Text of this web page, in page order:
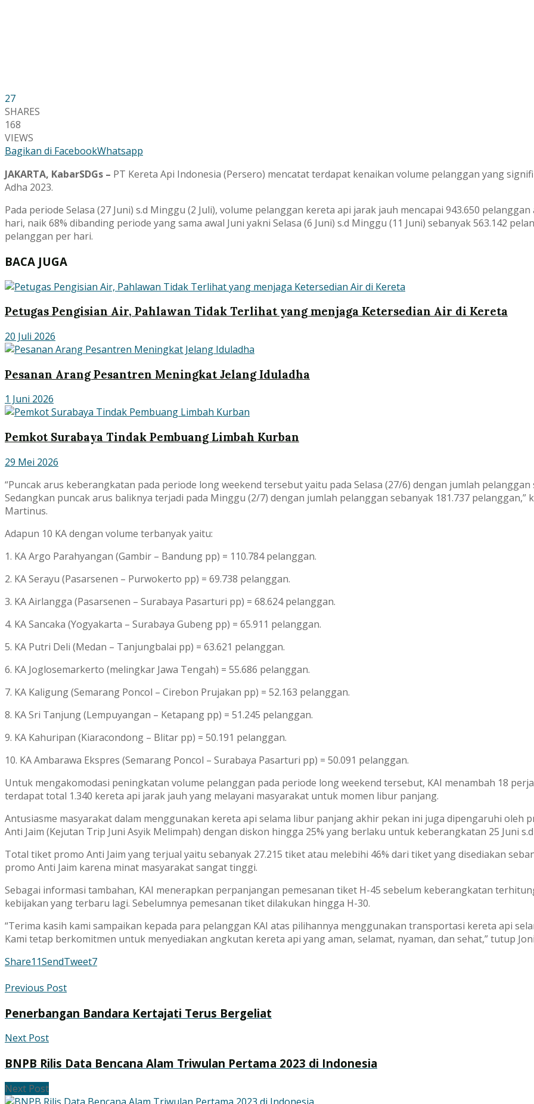
27
SHARES
168
VIEWS
Bagikan di FacebookWhatsapp
JAKARTA, KabarSDGs – PT Kereta Api Indonesia (Persero) mencatat terdapat kenaikan volume pelanggan yang
Adha 2023.
Pada periode Selasa (27 Juni) s.d Minggu (2 Juli), volume pelanggan kereta api jarak jauh mencapai 943.650
hari, naik 68% dibanding periode yang sama awal Juni yakni Selasa (6 Juni) s.d Minggu (11 Juni) sebanyak 563.142
pelanggan per hari.
BACA JUGA
Petugas Pengisian Air, Pahlawan Tidak Terlihat yang menjaga Ketersedian Air di Kereta
20 Juli 2026
Pesanan Arang Pesantren Meningkat Jelang Iduladha
1 Juni 2026
Pemkot Surabaya Tindak Pembuang Limbah Kurban
29 Mei 2026
“Puncak arus keberangkatan pada periode long weekend tersebut yaitu pada Selasa (27/6) dengan jumlah pelanggan
Sedangkan puncak arus baliknya terjadi pada Minggu (2/7) dengan jumlah pelanggan sebanyak 181.737 pelanggan,”
Martinus.
Adapun 10 KA dengan volume terbanyak yaitu:
1. KA Argo Parahyangan (Gambir – Bandung pp) = 110.784 pelanggan.
2. KA Serayu (Pasarsenen – Purwokerto pp) = 69.738 pelanggan.
3. KA Airlangga (Pasarsenen – Surabaya Pasarturi pp) = 68.624 pelanggan.
4. KA Sancaka (Yogyakarta – Surabaya Gubeng pp) = 65.911 pelanggan.
5. KA Putri Deli (Medan – Tanjungbalai pp) = 63.621 pelanggan.
6. KA Joglosemarkerto (melingkar Jawa Tengah) = 55.686 pelanggan.
7. KA Kaligung (Semarang Poncol – Cirebon Prujakan pp) = 52.163 pelanggan.
8. KA Sri Tanjung (Lempuyangan – Ketapang pp) = 51.245 pelanggan.
9. KA Kahuripan (Kiaracondong – Blitar pp) = 50.191 pelanggan.
10. KA Ambarawa Ekspres (Semarang Poncol – Surabaya Pasarturi pp) = 50.091 pelanggan.
Untuk mengakomodasi peningkatan volume pelanggan pada periode long weekend tersebut, KAI menambah 18
terdapat total 1.340 kereta api jarak jauh yang melayani masyarakat untuk momen libur panjang.
Antusiasme masyarakat dalam menggunakan kereta api selama libur panjang akhir pekan ini juga dipengaruhi oleh
Anti Jaim (Kejutan Trip Juni Asyik Melimpah) dengan diskon hingga 25% yang berlaku untuk keberangkatan 25 Juni s.d
Total tiket promo Anti Jaim yang terjual yaitu sebanyak 27.215 tiket atau melebihi 46% dari tiket yang disediakan
promo Anti Jaim karena minat masyarakat sangat tinggi.
Sebagai informasi tambahan, KAI menerapkan perpanjangan pemesanan tiket H-45 sebelum keberangkatan
kebijakan yang terbaru lagi. Sebelumnya pemesanan tiket dilakukan hingga H-30.
“Terima kasih kami sampaikan kepada para pelanggan KAI atas pilihannya menggunakan transportasi kereta api
Kami tetap berkomitmen untuk menyediakan angkutan kereta api yang aman, selamat, nyaman, dan sehat,” tutup
Share11SendTweet7
Previous Post
Penerbangan Bandara Kertajati Terus Bergeliat
Next Post
BNPB Rilis Data Bencana Alam Triwulan Pertama 2023 di Indonesia
Next Post